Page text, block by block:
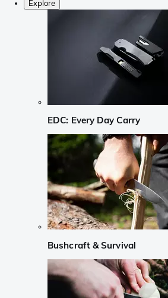
Explore
EDC: Every Day Carry
Bushcraft & Survival